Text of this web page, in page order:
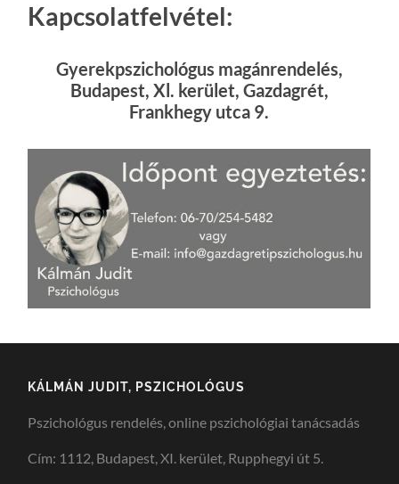
Kapcsolatfelvétel:
Gyerekpszichológus magánrendelés,
Budapest, Xl. kerület, Gazdagrét,
Frankhegy utca 9.
KÁLMÁN JUDIT, PSZICHOLÓGUS
Pszichológus rendelés, online pszichológiai tanácsadás
Cím: 1112, Budapest, XI. kerület, Rupphegyi út 5.